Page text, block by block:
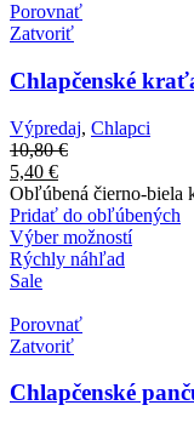
Porovnať
Zatvoriť
Chlapčenské
Výpredaj, Chlapci
10,80€
5,40 €
Obľúbená čierno-biela
Pridať do obľúbených
Výber možností
Rýchly náhľad
Sale
Porovnať
Zatvoriť
Chlapčenské